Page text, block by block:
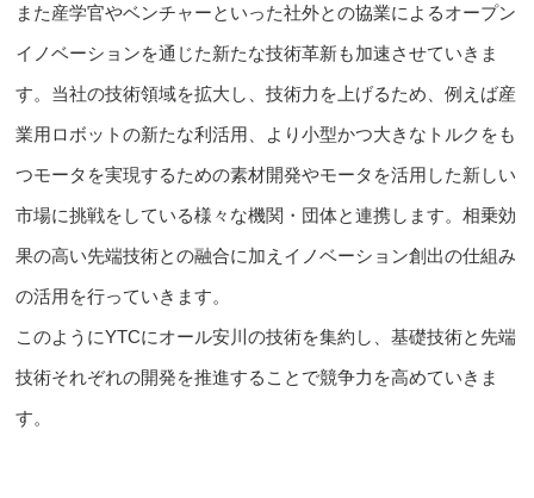
また産学官やベンチャーといった社外との協業によるオープン
イノベーションを通じた新たな技術革新も加速させていきま
す。当社の技術領域を拡大し、技術力を上げるため、例えば産
業用ロボットの新たな利活用、より小型かつ大きなトルクをも
つモータを実現するための素材開発やモータを活用した新しい
市場に挑戦をしている様々な機関・団体と連携します。相乗効
果の高い先端技術との融合に加えイノベーション創出の仕組み
の活用を行っていきます。
このようにYTCにオール安川の技術を集約し、基礎技術と先端
技術それぞれの開発を推進する ことで競争力を高めていきま
す。